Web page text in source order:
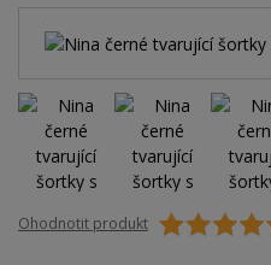
Ohodnotit produkt